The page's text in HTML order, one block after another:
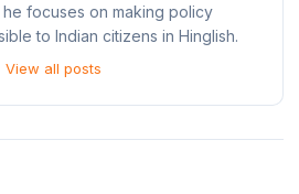
he focuses on making policy
to Indian citizens in Hinglish.
View all posts